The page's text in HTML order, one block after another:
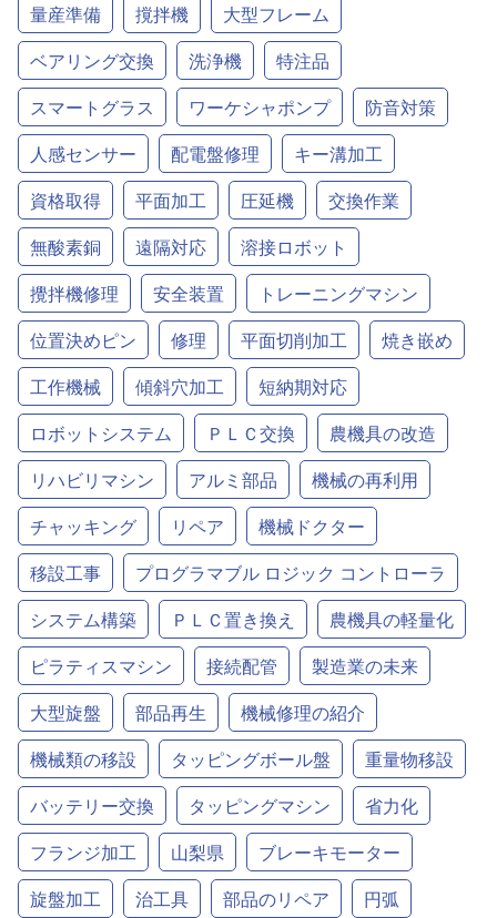
量産準備
撹拌機
大型フレーム
ベアリング交換
洗浄機
特注品
スマートグラス
ワーケシャポンプ
防音対策
人感センサー
配電盤修理
キー溝加工
資格取得
平面加工 圧延機
交換作業
無酸素銅
遠隔対応
溶接ロボット
攪拌機修理
安全装置
トレーニングマシン
位置決めピン
修理 平面切削加工
焼き嵌め
工作機械
傾斜穴加工
短納期対応
ロボットシステム
ＰＬＣ交換
農機具の改造
リハビリマシン
アルミ部品
機械の再利用
チャッキング
リペア
機械ドクター
移設工事
プログラマブル ロジック コントローラ
システム構築
ＰＬＣ置き換え
農機具の軽量化
ピラティスマシン
接続配管
製造業の未来
大型旋盤
部品再生
機械修理の紹介
機械類の移設
タッピングボール盤
重量物移設
バッテリー交換
タッピングマシン
省力化
フランジ加工
山梨県
ブレーキモーター
旋盤加工
治工具 部品のリペア
円弧